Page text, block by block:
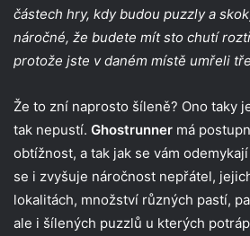
částech hry, kdy budou puzzly a
náročné, že budete mít sto chutí
protože jste v daném místě umřeli
Že to zní naprosto šíleně? Ono taky
tak nepustí. Ghostrunner má
obtížnost, a tak jak se vám
se i zvyšuje náročnost nepřátel,
lokalitách, množství různých pastí,
ale i šílených puzzlů u kterých